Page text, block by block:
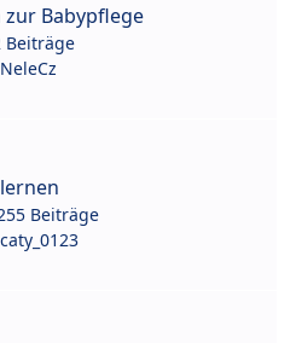
Babypflege
Beiträge
NeleCz
Beiträge
caty_0123